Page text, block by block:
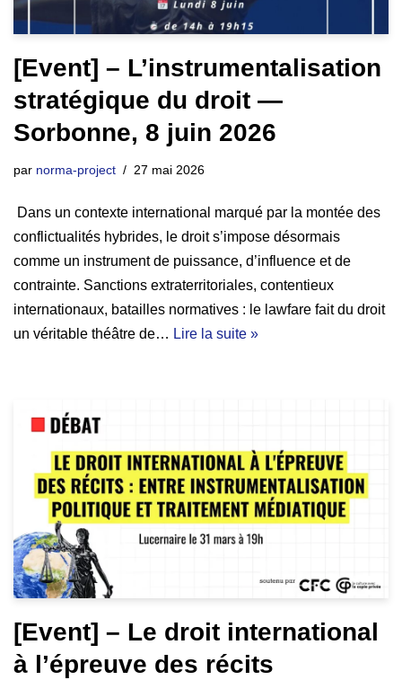
[Event] – L’instrumentalisation
stratégique du droit —
Sorbonne, 8 juin 2026
par norma-project 27 mai 2026
Dans un contexte international marqué par la montée des
conflictualités hybrides, le droit s’impose désormais
comme un instrument de puissance, d’influence et de
contrainte. Sanctions extraterritoriales, contentieux
internationaux, batailles normatives : le lawfare fait du droit
un véritable théâtre de… Lire la suite »
[Event] – Le droit international
à l’épreuve des récits